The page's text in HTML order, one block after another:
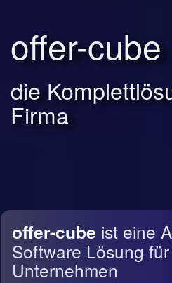
offer-cube
die
Firma
offer-cube ist eine
Software Lösung
Unternehmen